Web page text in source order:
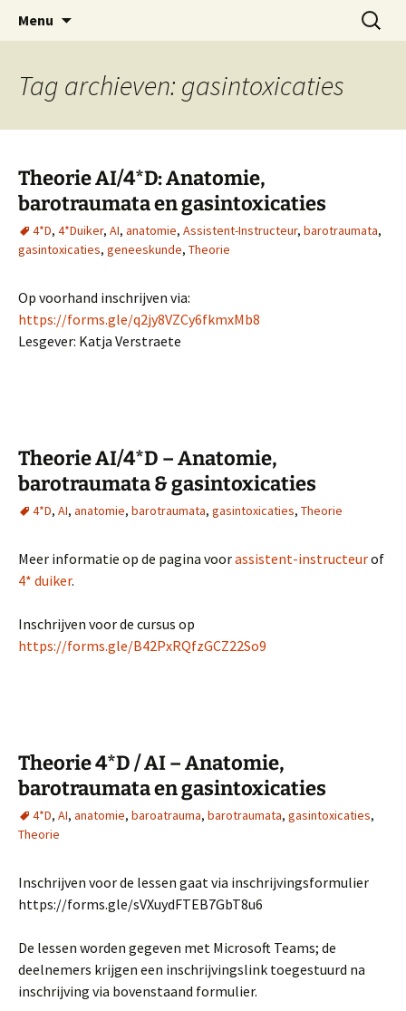
inhoud
OVOS
Oost-Vlaamse Vereniging voor
Onderwateronderzoek en -Sport
Menu
Zoeken
naar:
Tag archieven: gasintoxicaties
Theorie AI/4*D: Anatomie,
barotraumata en gasintoxicaties
4*D, 4*Duiker, AI, anatomie, Assistent-Instructeur, barotraumata,
gasintoxicaties, geneeskunde, Theorie
Op voorhand inschrijven via:
https://forms.gle/q2jy8VZCy6fkmxMb8
Lesgever: Katja Verstraete
Theorie AI/4*D – Anatomie,
barotraumata & gasintoxicaties
4*D, AI, anatomie, barotraumata, gasintoxicaties, Theorie
Meer informatie op de pagina voorassistent-instructeurof
4* duiker.
Inschrijven voor de cursus op
https://forms.gle/B42PxRQfzGCZ22So9
Theorie 4*D / AI – Anatomie,
barotraumata en gasintoxicaties
4*D, AI, anatomie, baroatrauma, barotraumata, gasintoxicaties,
Theorie
Inschrijven voor de lessen gaat via inschrijvingsformulier
https://forms.gle/sVXuydFTEB7GbT8u6
De lessen worden gegeven met Microsoft Teams; de
deelnemers krijgen een inschrijvingslink toegestuurd na
inschrijving via bovenstaand formulier.